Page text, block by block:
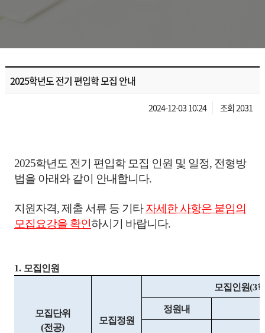
2025학년도 전기 편입학 모집 안내
2024-12-03 10:24 조회 2031
2025학년도 전기 편입학 모집 인원 및 일정, 전형방
법을 아래와 같이 안내합니다.
지원자격, 제출 서류 등 기타자세한 사항은 붙임의
모집요강을 확인하시기 바랍니다.
1. 모집인원
모집단위
(전공)
모집정원
모집인원(3
정원내